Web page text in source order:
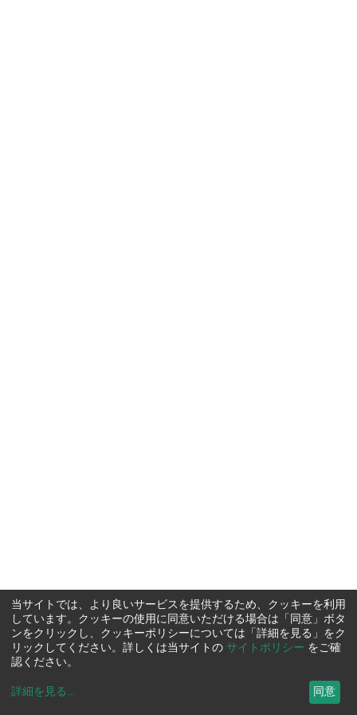
当サイトでは、より良いサービスを提供するため、クッキーを利用
しています。クッキーの使用に同意いただける場合は「同意」ボタ
ンをクリックし、クッキーポリシーについては「詳細を見る」をク
リックしてください。詳しくは当サイトの サイトポリシー をご確
認ください。
詳細を見る ... 同意